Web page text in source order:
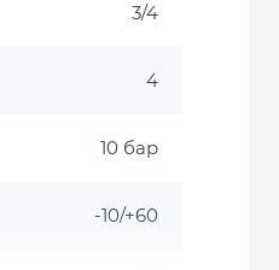
3/4
4
10 бар
-10/+60